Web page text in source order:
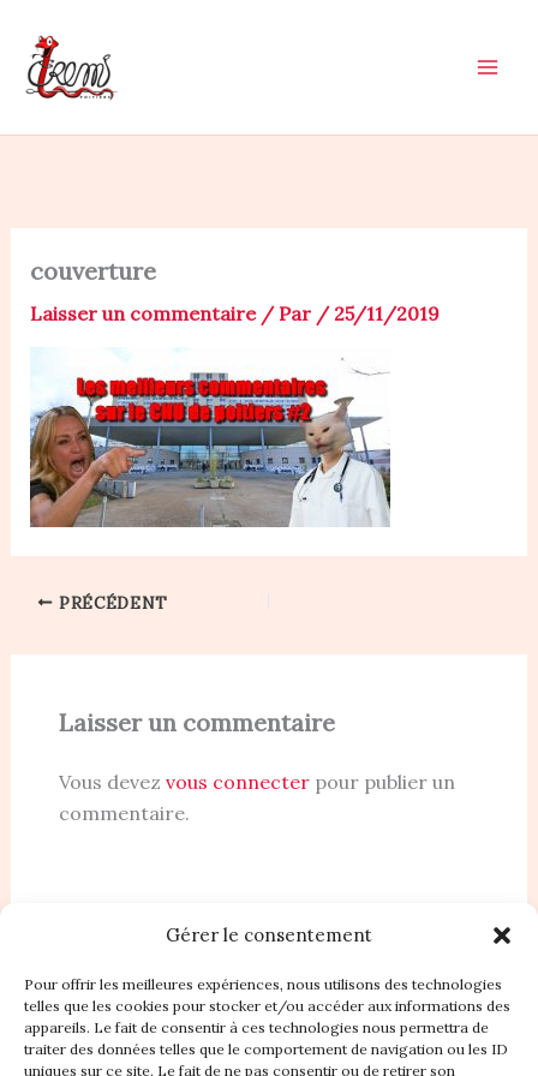
Gérer le consentement
Pour offrir les meilleures expériences, nous utilisons des technologies
telles que les cookies pour stocker et/ou accéder aux informations des
appareils. Le fait de consentir à ces technologies nous permettra de
traiter des données telles que le comportement de navigation ou les ID
uniques sur ce site. Le fait de ne pas consentir ou de retirer son
contenu
couverture
Laisser un commentaire / Par / 25/11/2019
PRÉCÉDENT
Laisser un commentaire
Vous devez vous connecterpour publier un
commentaire.
Accueil